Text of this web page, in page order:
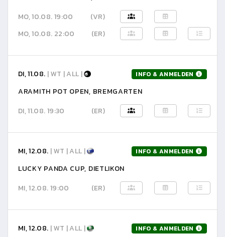
MO, 10.08. 19:00
(VR)
MO, 10.08. 22:00
(ER)
DI, 11.08. | WT | ALL | INFO & ANMELDEN
ARAMITH POT OPEN, BREMGARTEN
DI, 11.08. 19:30
(ER)
MI, 12.08. | WT | ALL | INFO & ANMELDEN
LUCKY PANDA CUP, DIETLIKON
MI, 12.08. 19:00
(ER)
MI, 12.08. | WT | ALL | INFO & ANMELDEN